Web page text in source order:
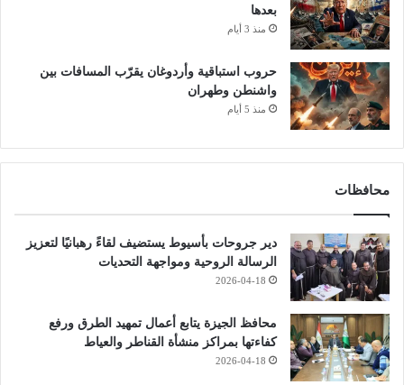
بعدها
منذ 3 أيام
حروب استباقية وأردوغان يقرّب المسافات بين
واشنطن وطهران
منذ 5 أيام
محافظات
دير جروحات بأسيوط يستضيف لقاءً رهبانيًا لتعزيز
الرسالة الروحية ومواجهة التحديات
2026-04-18
محافظ الجيزة يتابع أعمال تمهيد الطرق ورفع
كفاءتها بمراكز منشأة القناطر والعياط
2026-04-18